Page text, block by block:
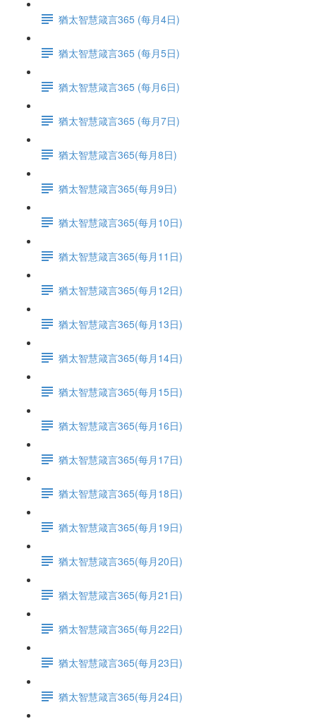
猶太智慧箴言365 (每月4日)
猶太智慧箴言365 (每月5日)
猶太智慧箴言365 (每月6日)
猶太智慧箴言365 (每月7日)
猶太智慧箴言365(每月8日)
猶太智慧箴言365(每月9日)
猶太智慧箴言365(每月10日)
猶太智慧箴言365(每月11日)
猶太智慧箴言365(每月12日)
猶太智慧箴言365(每月13日)
猶太智慧箴言365(每月14日)
猶太智慧箴言365(每月15日)
猶太智慧箴言365(每月16日)
猶太智慧箴言365(每月17日)
猶太智慧箴言365(每月18日)
猶太智慧箴言365(每月19日)
猶太智慧箴言365(每月20日)
猶太智慧箴言365(每月21日)
猶太智慧箴言365(每月22日)
猶太智慧箴言365(每月23日)
猶太智慧箴言365(每月24日)